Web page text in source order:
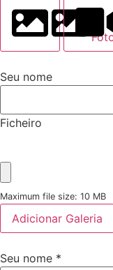
Seu nome
Ficheiro
Maximum file size: 10 MB
Adicionar Galeria
Seu nome *